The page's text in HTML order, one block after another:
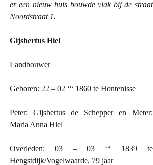
er een nieuw huis bouwde vlak bij de straat
Noordstraat 1.
Gijsbertus Hiel
Landbouwer
Geboren: 22 – 02 ‘“ 1860 te Hontenisse
Peter: Gijsbertus de Schepper en Meter:
Maria Anna Hiel
Overleden: 03 – 03 ‘“ 1839 te
Hengstdijk/Vogelwaarde, 79 jaar